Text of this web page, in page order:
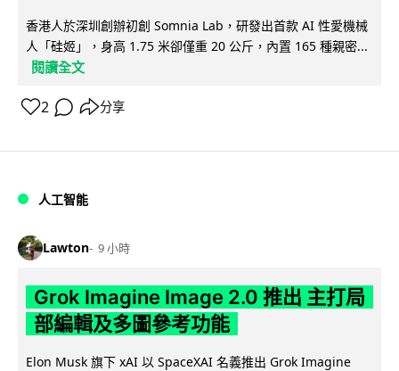
香港人於深圳創辦初創 Somnia Lab，研發出首款 AI 性愛機械
人「硅姬」，身高 1.75 米卻僅重 20 公斤，內置 165 種親密...
閱讀全文
2 分享
人工智能
Lawton 9 小時
Grok Imagine Image 2.0 推出 主打局
部編輯及多圖參考功能
Elon Musk 旗下 xAI 以 SpaceXAI 名義推出 Grok Imagine